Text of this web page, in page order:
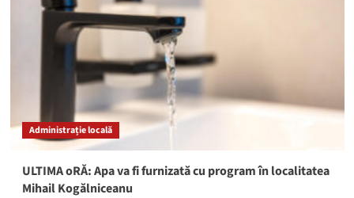
Administrație locală
ULTIMA oRĂ: Apa va fi furnizată cu program în localitatea
Mihail Kogălniceanu